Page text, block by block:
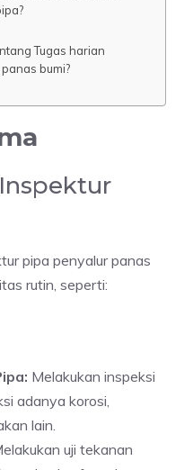
Tugas harian
bumi?
pipa penyalur panas
rutin, seperti:
Melakukan inspeksi
adanya korosi,
lain.
uji tekanan